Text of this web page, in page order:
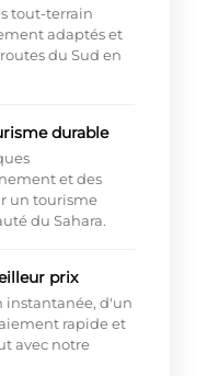
tout-terrain
adaptés et
du Sud en
durable
et des
un tourisme
du Sahara.
prix
instantanée, d'un
rapide et
avec notre